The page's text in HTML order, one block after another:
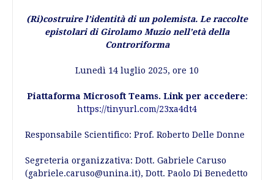
(Ri)costruire l’identità di un polemista. Le raccolte
epistolari di Girolamo Muzio nell’età della
Controriforma
Lunedì 14 luglio 2025, ore 10
Piattaforma Microsoft Teams. Link per accedere:
https://tinyurl.com/23xa4dt4
Responsabile Scientifico: Prof. Roberto Delle Donne
Segreteria organizzativa: Dott. Gabriele Caruso
(gabriele.caruso@unina.it), Dott. Paolo Di Benedetto